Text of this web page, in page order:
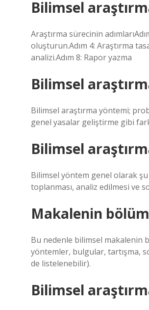
Bilimsel
Araştırma sürecinin
oluşturun.Adım 4: Araştırma
analizi.Adım 8: Rapor yazma
Bilimsel
Bilimsel araştırma yöntemi;
genel yasalar geliştirme gibi
Bilimsel
Bilimsel yöntem genel olarak
toplanması, analiz edilmesi ve
Makalenin
Bu nedenle bilimsel makalenin
yöntemler, bulgular, tartışma,
de listelenebilir).
Bilimsel